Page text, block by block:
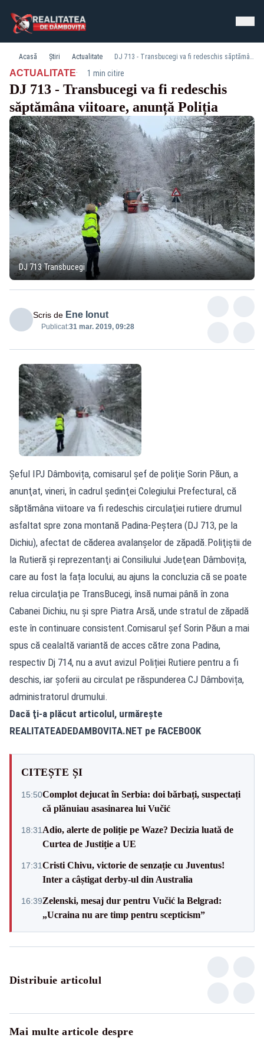
Acasă Știri Actualitate DJ 713 - Transbucegi va fi redeschis săptămâna viitoare, anunță Poliția
ACTUALITATE· 1 min citire
DJ 713 - Transbucegi va fi redeschis
săptămâna viitoare, anunță Poliția
DJ 713 Transbucegi
Scris de Ene Ionut
Publicat:31 mar. 2019, 09:28
Șeful IPJ Dâmbovița, comisarul şef de poliţie Sorin Păun, a
anunţat, vineri, în cadrul şedinţei Colegiului Prefectural, că
săptămâna viitoare va fi redeschis circulaţiei rutiere drumul
asfaltat spre zona montană Padina-Peştera (DJ 713, pe la
Dichiu), afectat de căderea avalanșelor de zăpadă.Poliţiştii de
la Rutieră şi reprezentanţi ai Consiliului Judeţean Dâmbovița,
care au fost la fața locului, au ajuns la concluzia că se poate
relua circulaţia pe TransBucegi, însă numai până în zona
Cabanei Dichiu, nu şi spre Piatra Arsă, unde stratul de zăpadă
este în continuare consistent.Comisarul şef Sorin Păun a mai
spus că cealaltă variantă de acces către zona Padina,
respectiv Dj 714, nu a avut avizul Poliției Rutiere pentru a fi
deschis, iar șoferii au circulat pe răspunderea CJ Dâmbovița,
administratorul drumului.
Dacă ţi-a plăcut articolul, urmăreşte
REALITATEADEDAMBOVITA.NET pe FACEBOOK
CITEȘTE ȘI
15:50Complot dejucat în Serbia: doi bărbați, suspectați
că plănuiau asasinarea lui Vučić
18:31 Adio, alerte de poliție pe Waze? Decizia luată de
Curtea de Justiție a UE
17:31Cristi Chivu, victorie de senzație cu Juventus!
Inter a câștigat derby-ul din Australia
16:39Zelenski, mesaj dur pentru Vučić la Belgrad:
„Ucraina nu are timp pentru scepticism”
Distribuie articolul
Mai multe articole despre